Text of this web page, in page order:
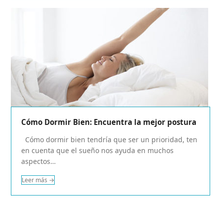
Cómo Dormir Bien: Encuentra la mejor postura
Cómo dormir bien tendría que ser un prioridad, ten
en cuenta que el sueño nos ayuda en muchos
aspectos…
Leer más →